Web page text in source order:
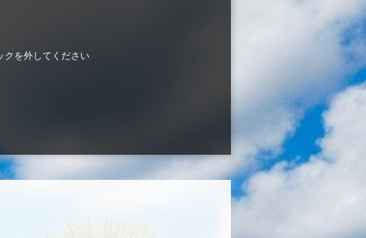
を外してください